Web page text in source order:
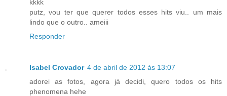
kkkk
putz, vou ter que querer todos esses hits viu.. um mais
lindo que o outro.. ameiii
Responder
Isabel Crovador 4 de abril de 2012 às 13:07
adorei as fotos, agora já decidi, quero todos os hits
phenomena hehe